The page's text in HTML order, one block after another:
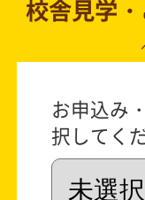
校舎見学
お申込み
択してく